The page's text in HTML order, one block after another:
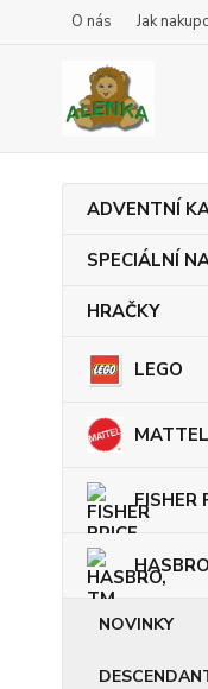
O nás Jak
ADVENTNÍ
SPECIÁLNÍ
HRAČKY
LEGO
FISHER
NOVINKY